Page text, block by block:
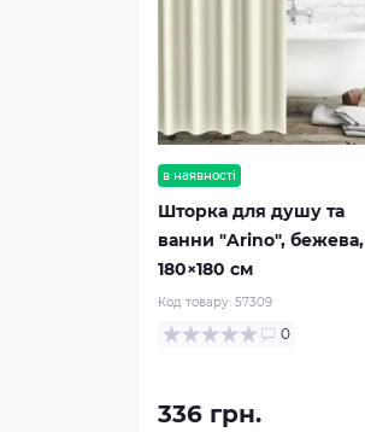
в наявності
Шторка для душу та
ванни "Arino", бежева,
180×180 см
Код товару: 57309
0
336 грн.